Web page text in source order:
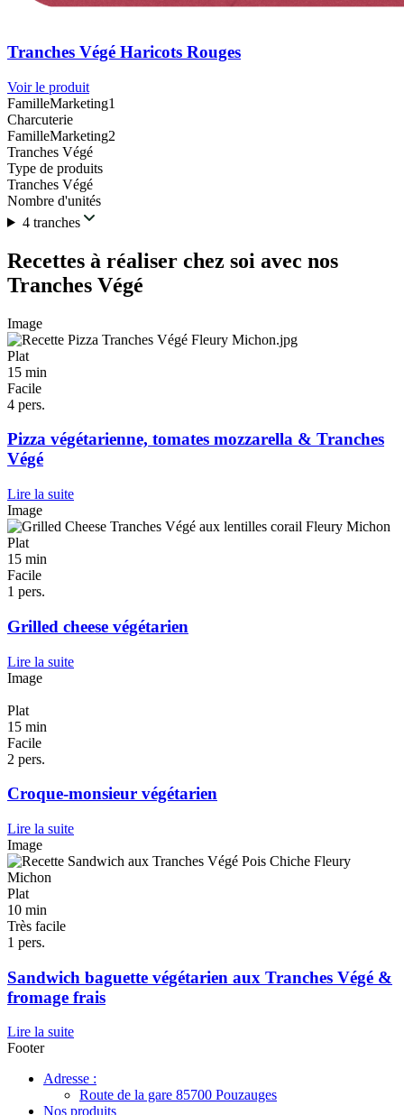
Tranches Végé Haricots Rouges
Voir le produit
FamilleMarketing1
Charcuterie
FamilleMarketing2
Tranches Végé
Type de produits
Tranches Végé
Nombre d'unités
4 tranches
Recettes à réaliser chez soi avec nos
Tranches Végé
Image
Plat
15 min
Facile
4 pers.
Pizza végétarienne, tomates mozzarella & Tranches
Végé
Lire la suite
Image
Plat
15 min
Facile
1 pers.
Grilled cheese végétarien
Lire la suite
Image
Plat
15 min
Facile
2 pers.
Croque-monsieur végétarien
Lire la suite
Image
Plat
10 min
Très facile
1 pers.
Sandwich baguette végétarien aux Tranches Végé &
fromage frais
Lire la suite
Footer
Adresse :
Route de la gare 85700 Pouzauges
Nos produits